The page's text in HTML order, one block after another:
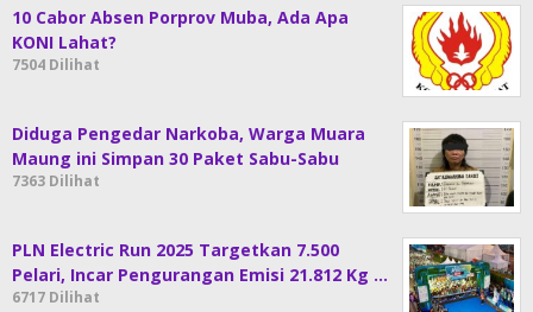
10 Cabor Absen Porprov Muba, Ada Apa
KONI Lahat?
7504 Dilihat
Diduga Pengedar Narkoba, Warga Muara
Maung ini Simpan 30 Paket Sabu-Sabu
7363 Dilihat
PLN Electric Run 2025 Targetkan 7.500
Pelari, Incar Pengurangan Emisi 21.812 Kg …
6717 Dilihat